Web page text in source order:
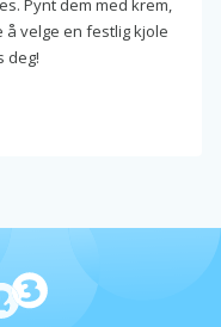
Pynt dem med krem,
velge en festlig kjole
deg!